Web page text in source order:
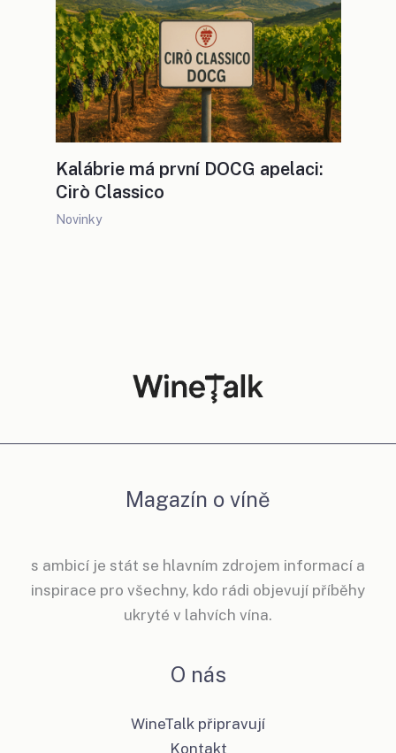
Kalábrie má první DOCG apelaci:
Cirò Classico
Novinky
Magazín o víně
s ambicí je stát se hlavním zdrojem informací a
inspirace pro všechny, kdo rádi objevují příběhy
ukryté v lahvích vína.
O nás
WineTalk připravují
Kontakt